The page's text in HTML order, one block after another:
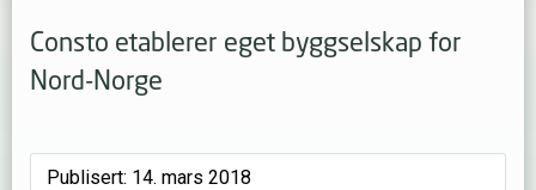
Consto etablerer eget byggselskap for
Nord-Norge
Publisert: 14. mars 2018